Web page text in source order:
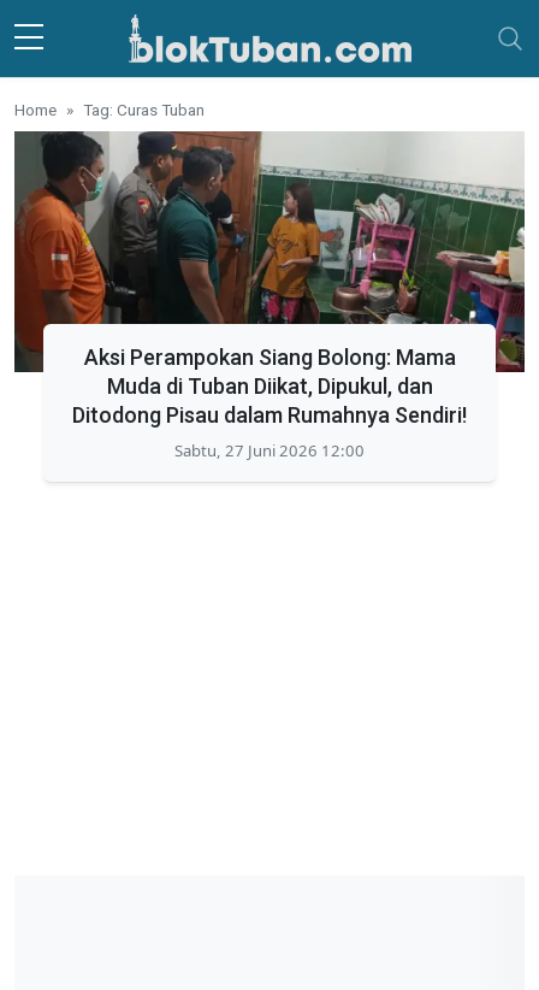
Skip to main content
Home Tag: Curas Tuban
Aksi Perampokan Siang Bolong: Mama
Muda di Tuban Diikat, Dipukul, dan
Ditodong Pisau dalam Rumahnya Sendiri!
Sabtu, 27 Juni 2026 12:00